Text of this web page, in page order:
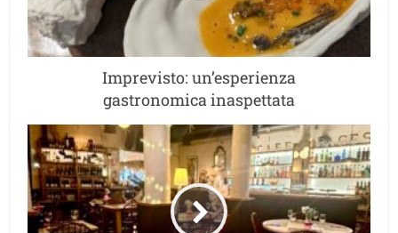
Imprevisto: un’esperienza
gastronomica inaspettata